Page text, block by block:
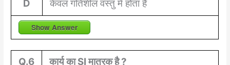
D
केवल गतिशील वस्तु में होता है
Show Answer
Q.6
कार्य का SI मात्रक है ?